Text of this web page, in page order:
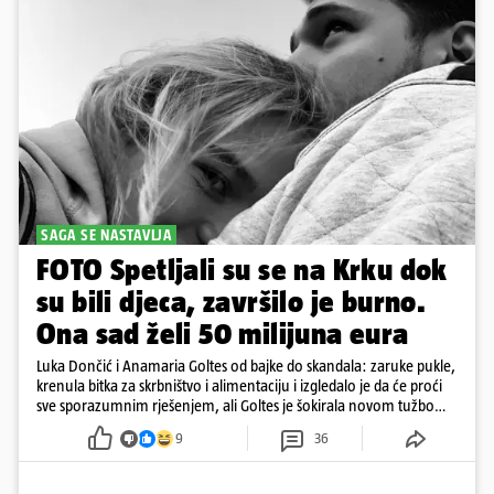
SAGA SE NASTAVLJA
FOTO Spetljali su se na Krku dok
su bili djeca, završilo je burno.
Ona sad želi 50 milijuna eura
Luka Dončić i Anamaria Goltes od bajke do skandala: zaruke pukle,
krenula bitka za skrbništvo i alimentaciju i izgledalo je da će proći
sve sporazumnim rješenjem, ali Goltes je šokirala novom tužbom
u Sloveniji
9 36